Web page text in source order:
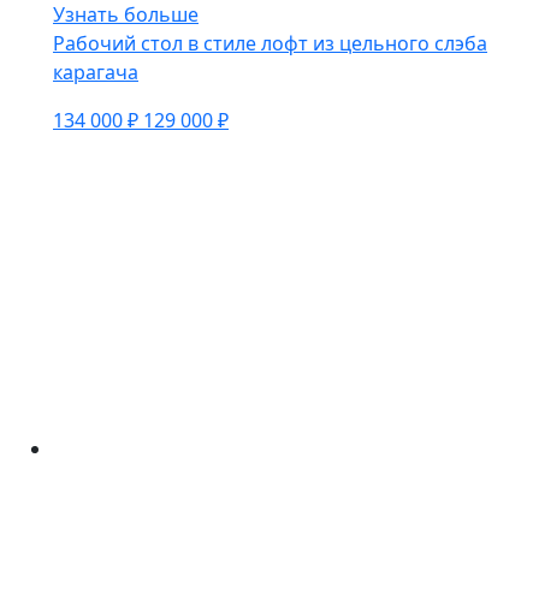
Узнать больше
Рабочий стол в стиле лофт из цельного слэба
карагача
134 000 ₽ 129 000 ₽